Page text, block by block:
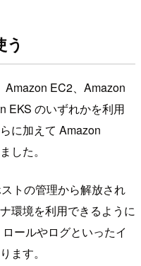
Amazon EC2、Amazon
EKS のいずれかを利用
に加えて Amazon
した。
トの管理から解放され
環境を利用できるように
ールやログといったイ
ます。